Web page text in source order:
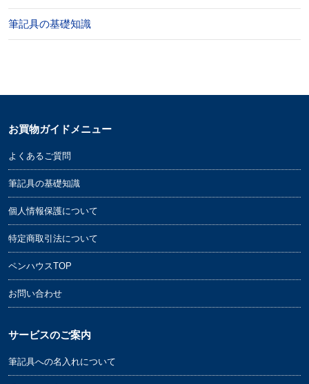
筆記具の基礎知識
お買物ガイドメニュー
よくあるご質問
筆記具の基礎知識
個人情報保護について
特定商取引法について
ペンハウスTOP
お問い合わせ
サービスのご案内
筆記具への名入れについて